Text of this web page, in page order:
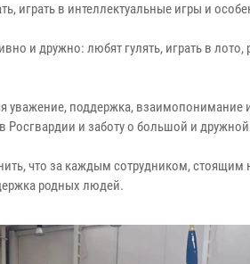
играть в интеллектуальные игры и
и дружно: любят гулять, играть в лото,
уважение, поддержка,
Росгвардии и заботу о большой и
что за каждым сотрудником, стоящим
родных людей.